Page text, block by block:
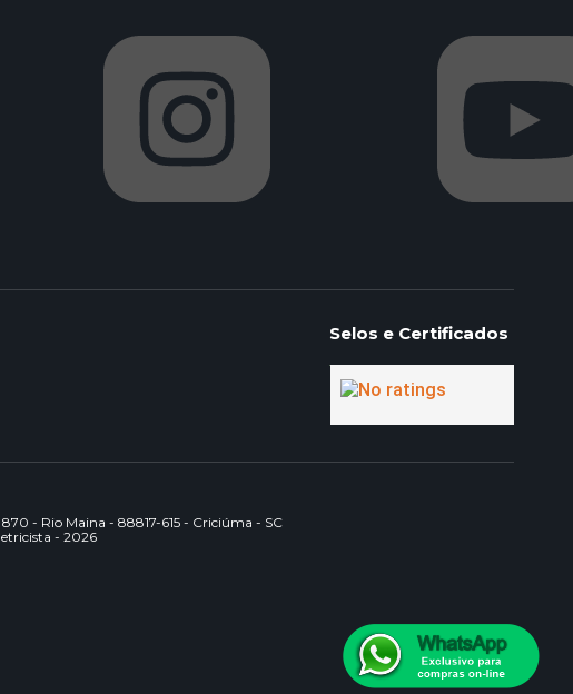
Selos e Certificados
- Rio Maina - 88817-615 - Criciúma - SC
- 2026